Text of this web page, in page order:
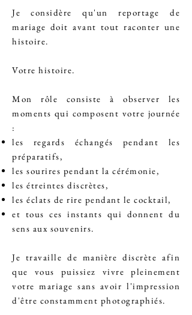
Je considère qu'un reportage de
mariage doit avant tout raconter une
histoire.
Votre histoire.
Mon rôle consiste à observer les
moments qui composent votre journée
:
les regards échangés pendant les
préparatifs,
les sourires pendant la cérémonie,
les étreintes discrètes,
les éclats de rire pendant le cocktail,
et tous ces instants qui donnent du
sens aux souvenirs.
Je travaille de manière discrète afin
que vous puissiez vivre pleinement
votre mariage sans avoir l'impression
d'être constamment photographiés.